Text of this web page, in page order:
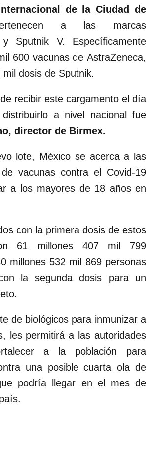
de la Ciudad de
a las marcas
y Sputnik V. Específicamente
600 vacunas de AstraZeneca,
dosis de Sputnik.
recibir este cargamento el día
a nivel nacional fue
director de Birmex.
lote, México se acerca a las
vacunas contra el Covid-19
a los mayores de 18 años en
con la primera dosis de estos
61 millones 407 mil 799
millones 532 mil 869 personas
la segunda dosis para un
de biológicos para inmunizar a
les permitirá a las autoridades
a la población para
una posible cuarta ola de
podría llegar en el mes de